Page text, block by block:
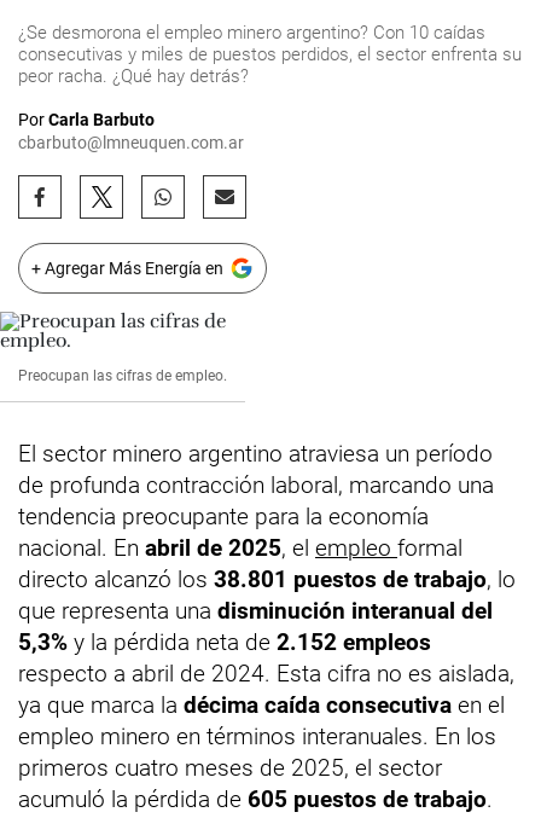
¿Se desmorona el empleo minero argentino? Con 10 caídas
consecutivas y miles de puestos perdidos, el sector enfrenta su
peor racha. ¿Qué hay detrás?
PorCarla Barbuto
cbarbuto@lmneuquen.com.ar
+ Agregar Más Energía en
Preocupan las cifras de empleo.
El sector minero argentino atraviesa un período
de profunda contracción laboral, marcando una
tendencia preocupante para la economía
nacional. En abril de 2025, el empleo formal
directo alcanzó los 38.801 puestos de trabajo, lo
que representa una disminución interanual del
5,3% y la pérdida neta de 2.152 empleos
respecto a abril de 2024. Esta cifra no es aislada,
ya que marca la décima caída consecutiva en el
empleo minero en términos interanuales. En los
primeros cuatro meses de 2025, el sector
acumuló la pérdida de 605 puestos de trabajo.